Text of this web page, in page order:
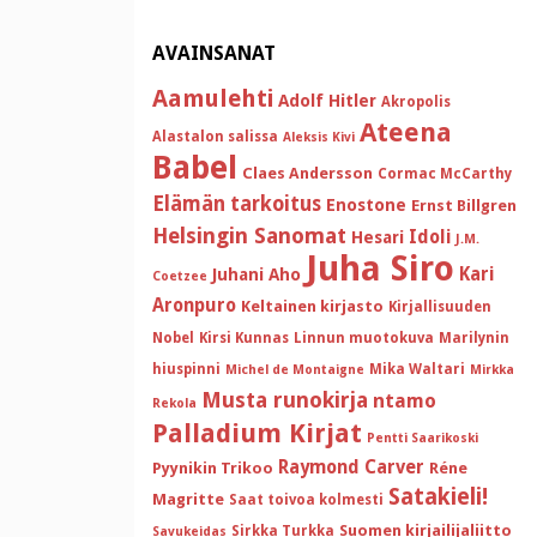
AVAINSANAT
Aamulehti Adolf Hitler Akropolis
Alastalon salissa Aleksis Kivi Ateena
Babel Claes Andersson Cormac McCarthy
Elämän tarkoitus Enostone Ernst Billgren
Helsingin Sanomat Hesari Idoli J.M.
Coetzee Juhani Aho Juha Siro Kari
Aronpuro Keltainen kirjasto Kirjallisuuden
Nobel
Kirsi Kunnas Linnun muotokuva Marilynin
hiuspinni Michel de Montaigne Mika Waltari Mirkka
Rekola Musta runokirja ntamo
Palladium Kirjat Pentti Saarikoski
Pyynikin Trikoo Raymond Carver Réne
Magritte Saat toivoa kolmesti Satakieli!
Savukeidas Sirkka Turkka Suomen kirjailijaliitto